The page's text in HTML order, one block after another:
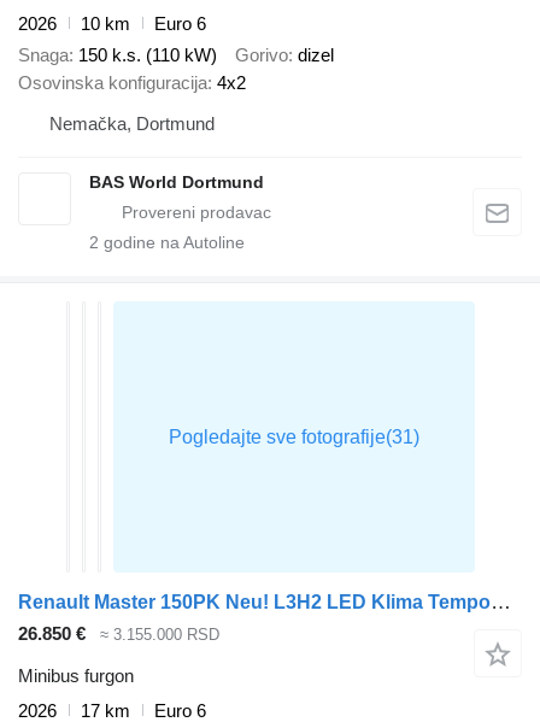
2026
10 km
Euro 6
Snaga 150 k.s. (110 kW) Gorivo dizel
Osovinska konfiguracija 4x2
Nemačka, Dortmund
BAS World Dortmund
2 godine na Autoline
Renault Master 150PK Neu! L3H2 LED Klima Tempomat CarPlay Parkensensoren
26.850 € ≈ 3.155.000 RSD
Minibus furgon
2026
17 km
Euro 6